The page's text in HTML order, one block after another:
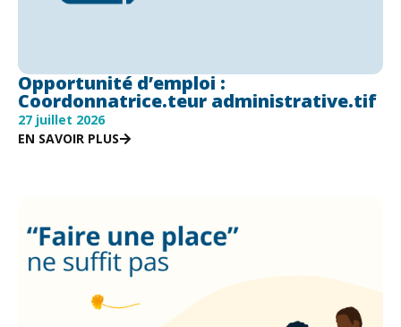
Opportunité d’emploi :
Coordonnatrice.teur administrative.tif
27 juillet 2026
EN SAVOIR PLUS